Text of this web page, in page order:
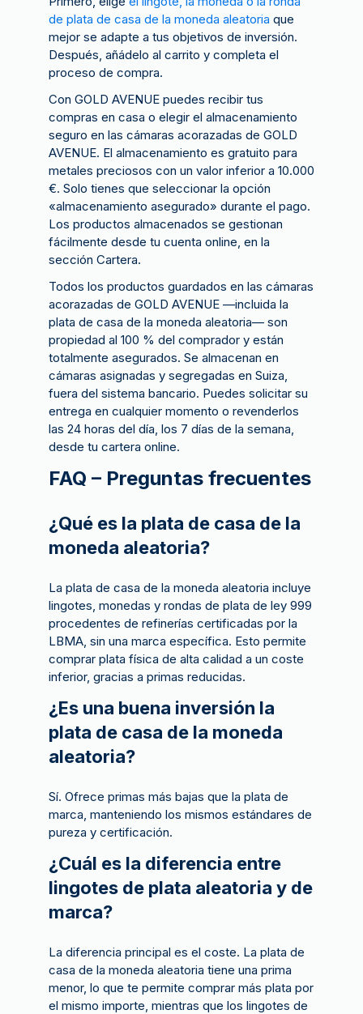
de plata de casa de la moneda aleatoria que
mejor se adapte a tus objetivos de inversión.
Después, añádelo al carrito y completa el
proceso de compra.
Con GOLD AVENUE puedes recibir tus
compras en casa o elegir el almacenamiento
seguro en las cámaras acorazadas de GOLD
AVENUE. El almacenamiento es gratuito para
metales preciosos con un valor inferior a 10.000
€. Solo tienes que seleccionar la opción
«almacenamiento asegurado» durante el pago.
Los productos almacenados se gestionan
fácilmente desde tu cuenta online, en la
sección Cartera.
Todos los productos guardados en las cámaras
acorazadas de GOLD AVENUE —incluida la
plata de casa de la moneda aleatoria— son
propiedad al 100 % del comprador y están
totalmente asegurados. Se almacenan en
cámaras asignadas y segregadas en Suiza,
fuera del sistema bancario. Puedes solicitar su
entrega en cualquier momento o revenderlos
las 24 horas del día, los 7 días de la semana,
desde tu cartera online.
FAQ – Preguntas frecuentes
¿Qué es la plata de casa de la
moneda aleatoria?
La plata de casa de la moneda aleatoria incluye
lingotes, monedas y rondas de plata de ley 999
procedentes de refinerías certificadas por la
LBMA, sin una marca específica. Esto permite
comprar plata física de alta calidad a un coste
inferior, gracias a primas reducidas.
¿Es una buena inversión la
plata de casa de la moneda
aleatoria?
Sí. Ofrece primas más bajas que la plata de
marca, manteniendo los mismos estándares de
pureza y certificación.
¿Cuál es la diferencia entre
lingotes de plata aleatoria y de
marca?
La diferencia principal es el coste. La plata de
casa de la moneda aleatoria tiene una prima
menor, lo que te permite comprar más plata por
el mismo importe, mientras que los lingotes de